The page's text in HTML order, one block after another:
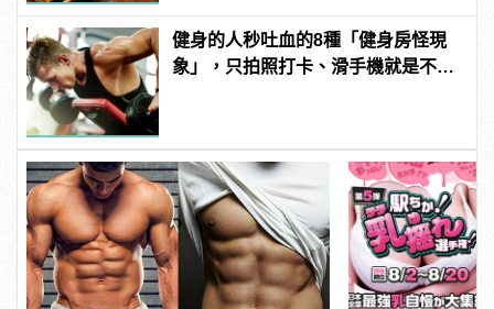
健身的人秒吐血的8種「健身房怪現
象」，只拍照打卡、滑手機就是不運